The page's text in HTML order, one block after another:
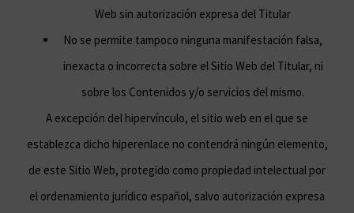
Web sin autorización expresa del Titular
No se permite tampoco ninguna manifestación falsa,
inexacta o incorrecta sobre el Sitio Web del Titular, ni
sobre los Contenidos y/o servicios del mismo.
A excepción del hipervínculo, el sitio web en el que se
establezca dicho hiperenlace no contendrá ningún elemento,
de este Sitio Web, protegido como propiedad intelectual por
el ordenamiento jurídico español, salvo autorización expresa